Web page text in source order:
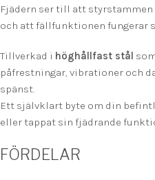
Fjädern ser till att
och att fällfunktionen fungerar
Tillverkad i höghållfast stål
påfrestningar, vibrationer och
spänst.
Ett självklart byte om din
eller tappat sin fjädrande
FÖRDELAR